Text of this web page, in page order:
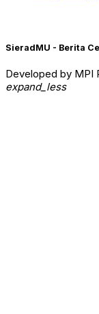
SieradMU - Berita
Developed by MPI
expand_less